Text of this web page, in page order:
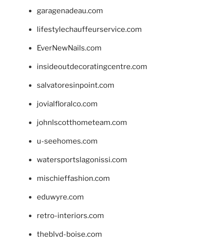
garagenadeau.com
lifestylechauffeurservice.com
EverNewNails.com
insideoutdecoratingcentre.com
salvatoresinpoint.com
jovialfloralco.com
johnlscotthometeam.com
u-seehomes.com
watersportslagonissi.com
mischieffashion.com
eduwyre.com
retro-interiors.com
theblvd-boise.com